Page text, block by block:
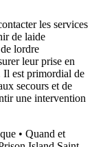
les services
de laide
lordre
leur prise en
Il est primordial de
secours et de
une intervention
• Quand et